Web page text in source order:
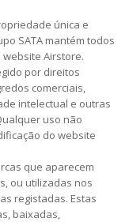
única e
SATA mantém todos
Airstore.
por direitos
comerciais,
intelectual e outras
uso não
do website
que aparecem
ou utilizadas nos
registadas. Estas
baixadas,